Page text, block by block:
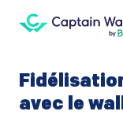
avec le